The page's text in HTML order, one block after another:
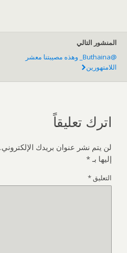
المنشور التالي
@buthaina_ وهذه مصيبتنا معشر
اللامتهورين
اترك تعليقاً
لن يتم نشر عنوان بريدك الإلكتروني.
إليها بـ*
التعليق*